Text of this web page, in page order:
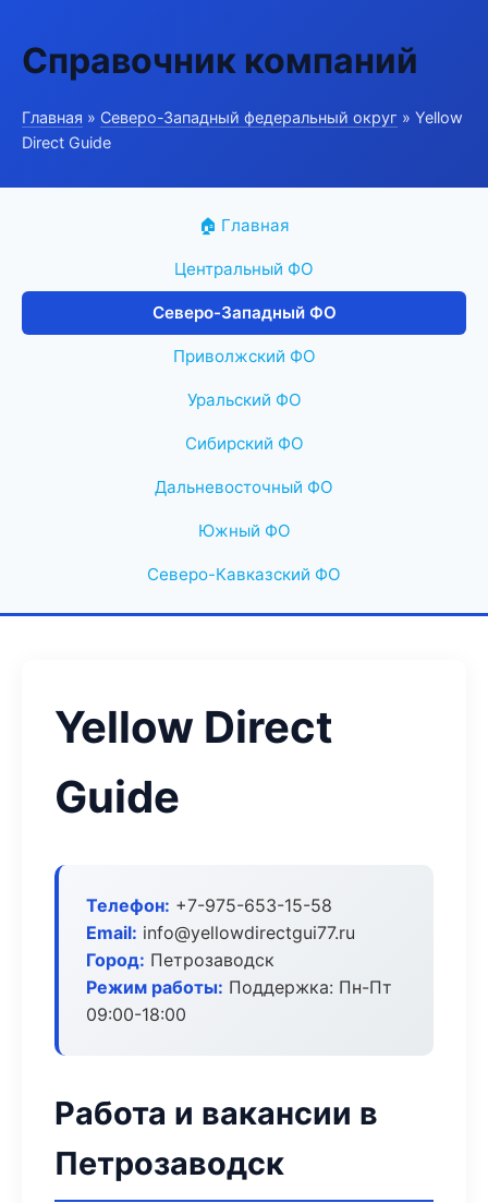
Справочник компаний
Главная » Северо-Западный федеральный округ » Yellow
Direct Guide
🏠 Главная
Центральный ФО
Северо-Западный ФО
Приволжский ФО
Уральский ФО
Сибирский ФО
Дальневосточный ФО
Южный ФО
Северо-Кавказский ФО
Yellow Direct
Guide
Телефон: +7-975-653-15-58
Email: info@yellowdirectgui77.ru
Город: Петрозаводск
Режим работы: Поддержка: Пн-Пт
09:00-18:00
Работа и вакансии в
Петрозаводск